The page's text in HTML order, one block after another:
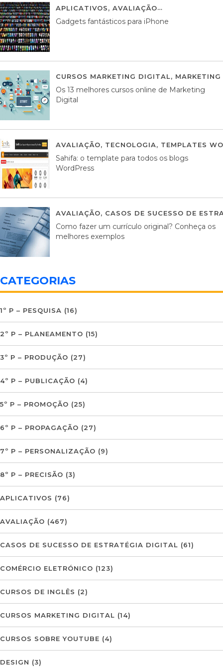
APLICATIVOS, AVALIAÇÃO
Gadgets fantásticos para iPhone
CURSOS MARKETING DIGITAL,
Os 13 melhores cursos online de Marketing
Digital
AVALIAÇÃO, TECNOLOGIA, TEMPLATES
Sahifa: o template para todos os blogs
WordPress
AVALIAÇÃO, CASOS DE SUCESSO DE
Como fazer um currículo original? Conheça os
melhores exemplos
CATEGORIAS
1º P – PESQUISA (16)
2º P – PLANEAMENTO (15)
3º P – PRODUÇÃO (27)
4º P – PUBLICAÇÃO (4)
5º P – PROMOÇÃO (25)
6º P – PROPAGAÇÃO (27)
7º P – PERSONALIZAÇÃO (9)
8º P – PRECISÃO (3)
APLICATIVOS (76)
AVALIAÇÃO (467)
CASOS DE SUCESSO DE ESTRATÉGIA DIGITAL (61)
COMÉRCIO ELETRÓNICO (123)
CURSOS DE INGLÊS (2)
CURSOS MARKETING DIGITAL (14)
CURSOS SOBRE YOUTUBE (4)
DESIGN (3)